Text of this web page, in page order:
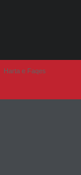
Harta e Faqes